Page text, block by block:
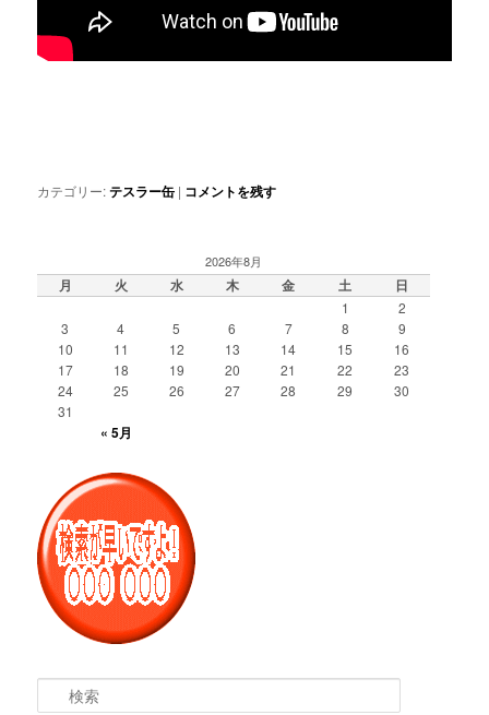
カテゴリー:テスラー缶 | コメントを残す
2026年8月
月 火 水 木 金 土 日
1
2
3
4 5 6 7 8
9
10
11 12 13 14 15
16
17
18 19 20 21 22
23
24
25 26 27 28 29
30
31
« 5月
索